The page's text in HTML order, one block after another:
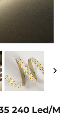
240 Led/m